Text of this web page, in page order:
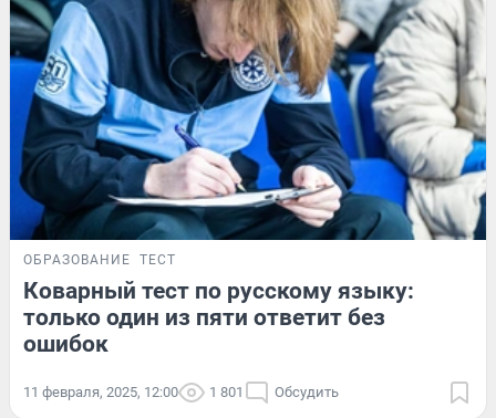
ОБРАЗОВАНИЕ ТЕСТ
Коварный тест по русскому языку:
только один из пяти ответит без
ошибок
11 февраля, 2025, 12:00 1 801 Обсудить